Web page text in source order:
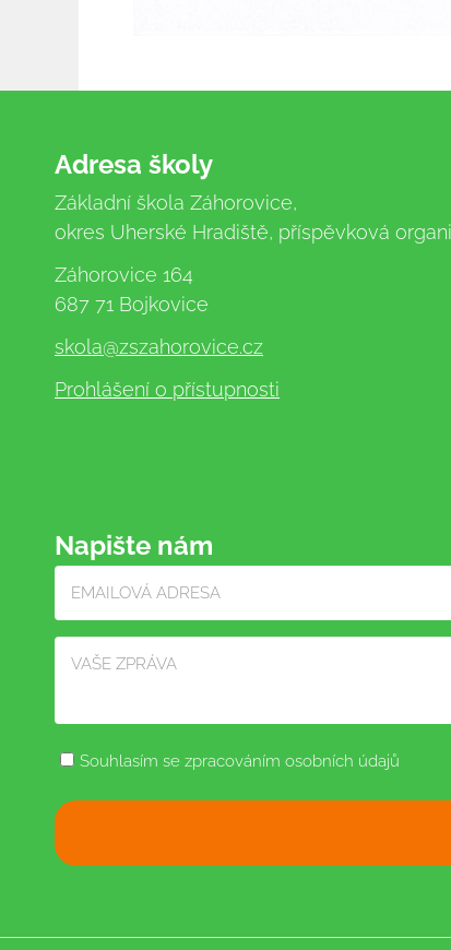
Adresa školy
Základní škola Záhorovice,
okres Uherské Hradiště, příspěvková
Záhorovice 164
687 71 Bojkovice
skola@zszahorovice.cz
Prohlášení o přístupnosti
Napište nám
Souhlasím se zpracováním osobních údajů